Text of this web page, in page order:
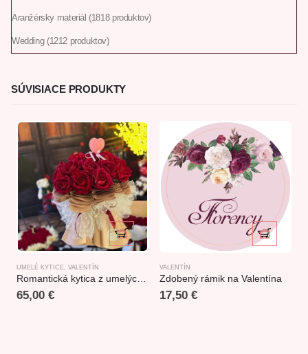
Aranžérsky materiál 1818 produktov
Wedding 1212 produktov
SÚVISIACE PRODUKTY
UMELÉ KYTICE, VALENTÍN
Romantická kytica z umelých červených ruží
65,00 €
VALENTÍN
Zdobený rámik na Valentína
17,50 €